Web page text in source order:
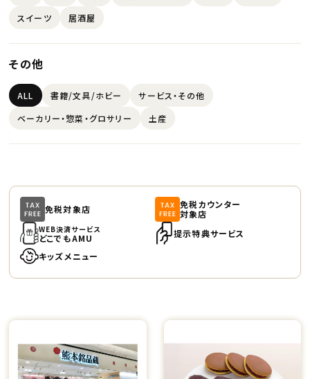
スイーツ
居酒屋
その他
ALL 書籍/文具/ホビー
サービス・その他
ベーカリー・惣菜・グロサリー
土産
免税対象店
免税カウンター
対象店
WEB決済サービス
どこでもAMU
提示特典サービス
キッズメニュー